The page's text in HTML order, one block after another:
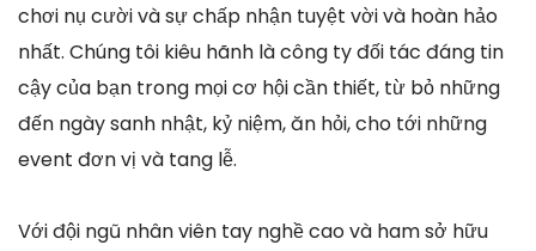
chơi nụ cười và sự chấp nhận tuyệt vời và hoàn hảo
nhất. Chúng tôi kiêu hãnh là công ty đối tác đáng tin
cậy của bạn trong mọi cơ hội cần thiết, từ bỏ những
đến ngày sanh nhật, kỷ niệm, ăn hỏi, cho tới những
event đơn vị và tang lễ.
Với đội ngũ nhân viên tay nghề cao và ham sở hữu